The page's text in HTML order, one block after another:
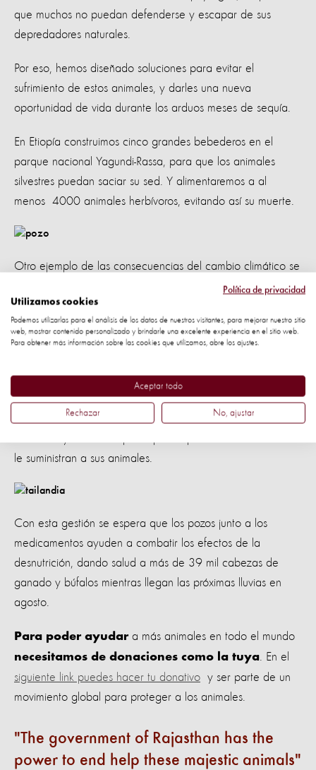
que muchos no puedan defenderse y escapar de sus
depredadores naturales.
Por eso, hemos diseñado soluciones para evitar el
sufrimiento de estos animales, y darles una nueva
oportunidad de vida durante los arduos meses de sequía.
En Etiopía construimos cinco grandes bebederos en el
parque nacional Yagundi-Rassa, para que los animales
silvestres puedan saciar su sed. Y alimentaremos a al
menos 4000 animales herbívoros, evitando así su muerte.
Otro ejemplo de las consecuencias del cambio climático se
ha dado en Tailandia, donde se experimenta la peor
sequía en 40 años. Dejando la reserva de agua
únicamente para el uso humano.
desastres se movilizó en abril hasta la zona de Doi Tao y
distribuyó un total de 40 tanques de 1000 litros de agua
a 30 refugios en ese distrito, además de dar bloques de
le suministran a sus animales.
Con esta gestión se espera que los pozos junto a los
medicamentos ayuden a combatir los efectos de la
desnutrición, dando salud a más de 39 mil cabezas de
ganado y búfalos mientras llegan las próximas lluvias en
agosto.
Para poder ayudar a más animales en todo el mundo
necesitamos de donaciones como la tuya . En el
siguiente link puedes hacer tu donativo y ser parte de un
movimiento global para proteger a los animales.
The government of Rajasthan has the
power to end help these majestic animals
Política de privacidad
Utilizamos cookies
Podemos utilizarlas para el análisis de los datos de nuestros visitantes, para mejorar nuestro sitio
web, mostrar contenido personalizado y brindarle una excelente experiencia en el sitio web.
Para obtener más información sobre las cookies que utilizamos, abre los ajustes.
Aceptar todo
Rechazar No, ajustar